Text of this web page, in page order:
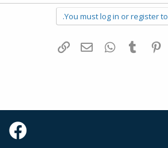
You must log in or register
Reddit
Pinterest
Tumblr
WhatsAppדואר אלקטרוני